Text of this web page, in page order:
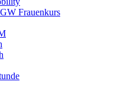
Frauenkurs